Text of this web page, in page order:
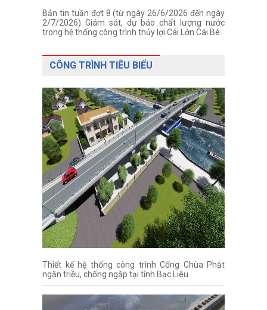
Bản tin tuần đợt 8 (từ ngày 26/6/2026 đến ngày
2/7/2026) Giám sát, dự báo chất lượng nước
trong hệ thống công trình thủy lợi Cái Lớn Cái Bé
CÔNG TRÌNH TIÊU BIỂU
Thiết kế hệ thống công trình Cống Chùa Phật
ngăn triều, chống ngập tại tỉnh Bạc Liêu